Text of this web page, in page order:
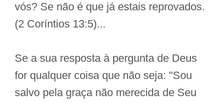
vós? Se não é que já estais reprovados.
(2 Coríntios 13:5)...
Se a sua resposta à pergunta de Deus
for qualquer coisa que não seja: "Sou
salvo pela graça não merecida de Seu